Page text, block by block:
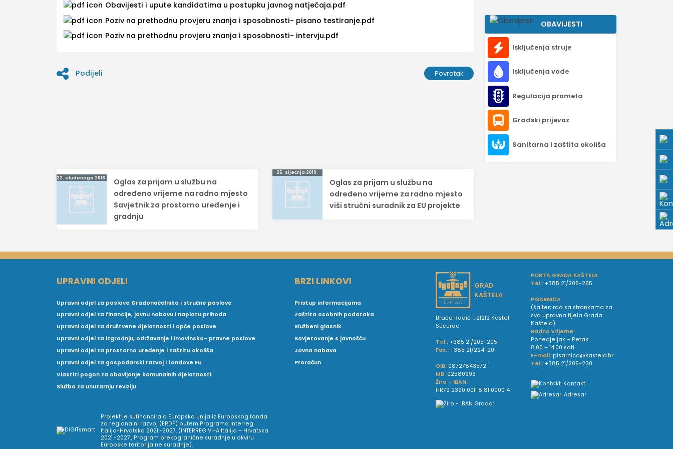
Obavijesti i upute kandidatima u postupku javnog natječaja.pdf
Poziv na prethodnu provjeru znanja i sposobnosti- pisano testiranje.pdf
Poziv na prethodnu provjeru znanja i sposobnosti- intervju.pdf
Podijeli Povratak
OBAVIJESTI
Isključenja struje
Isključenja vode
Regulacija prometa
Gradski prijevoz
Sanitarna i zaštita okoliša
Navigacija
objava
22. studenoga 2018.
Oglas za prijam u službu na
određeno vrijeme na radno mjesto
Savjetnik za prostorno uređenje i
gradnju
25. siječnja 2019.
Oglas za prijam u službu na
određeno vrijeme za radno mjesto
viši stručni suradnik za EU projekte
UPRAVNI ODJELI
Upravni odjel za poslove Gradonačelnika i stručne poslove
Upravni odjel za financije, javnu nabavu i naplatu prihoda
Upravni odjel za društvene djelatnosti i opće poslove
Upravni odjel za izgradnju, održavanje i imovinsko- pravne poslove
Upravni odjel za prostorno uređenje i zaštitu okoliša
Upravni odjel za gospodarski razvoj i fondove EU
Vlastiti pogon za obavljanje komunalnih djelatnosti
Služba za unutarnju reviziju
BRZI LINKOVI
Pristup informacijama
Zaštita osobnih podataka
Službeni glasnik
Savjetovanje s javnošću
Javna nabava
Proračun
GRAD
KAŠTELA
Braće Radić 1, 21212 Kaštel
Sućurac
Tel.: +385 21/205-205
Fax.: +385 21/224-201
OIB: 08727843572
MB: 02580993
Žiro - IBAN:
HR79 2390 0011 8181 0000 4
PORTA GRADA KAŠTELA
Tel.: +385 21/205-265
PISARNICA
(šalter; rad sa strankama za
sva upravna tijela Grada
Kaštela)
Radno vrijeme:
Ponedjeljak – Petak
8.00 – 14.00 sati
E-mail: pisarnica@kastela.hr
Tel.: +385 21/205-230
Kontakt
Adresar
Projekt je sufinancirala Europska unija iz Europskog fonda
za regionalni razvoj (ERDF) putem Programa Interreg
Italija-Hrvatska 2021.-2027. (INTERREG VI-A Italija – Hrvatska
2021.-2027., Program prekogranične suradnje u okviru
Europske teritorijalne suradnje).